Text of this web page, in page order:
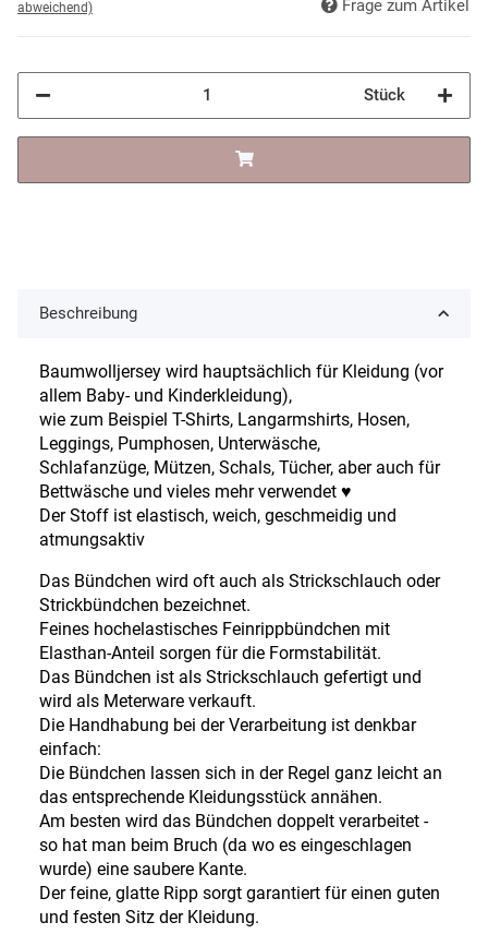
abweichend) Frage zum Artikel
Stück
Beschreibung
Baumwolljersey wird hauptsächlich für Kleidung (vor
allem Baby- und Kinderkleidung),
wie zum Beispiel T-Shirts, Langarmshirts, Hosen,
Leggings, Pumphosen, Unterwäsche,
Schlafanzüge, Mützen, Schals, Tücher, aber auch für
Bettwäsche und vieles mehr verwendet ♥
Der Stoff ist elastisch, weich, geschmeidig und
atmungsaktiv
Das Bündchen wird oft auch als Strickschlauch oder
Strickbündchen bezeichnet.
Feines hochelastisches Feinrippbündchen mit
Elasthan-Anteil sorgen für die Formstabilität.
Das Bündchen ist als Strickschlauch gefertigt und
wird als Meterware verkauft.
Die Handhabung bei der Verarbeitung ist denkbar
einfach:
Die Bündchen lassen sich in der Regel ganz leicht an
das entsprechende Kleidungsstück annähen.
Am besten wird das Bündchen doppelt verarbeitet -
so hat man beim Bruch (da wo es eingeschlagen
wurde) eine saubere Kante.
Der feine, glatte Ripp sorgt garantiert für einen guten
und festen Sitz der Kleidung.